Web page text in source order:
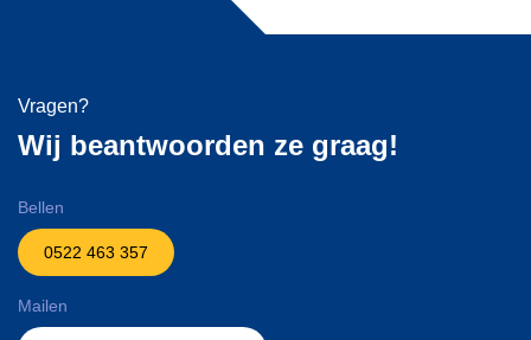
Vragen?
Wij beantwoorden ze graag!
Bellen
0522 463 357
Mailen